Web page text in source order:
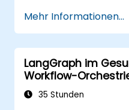
Mehr Informationen...
LangGraph im
Workflow-
Umgebungen
35 Stunden